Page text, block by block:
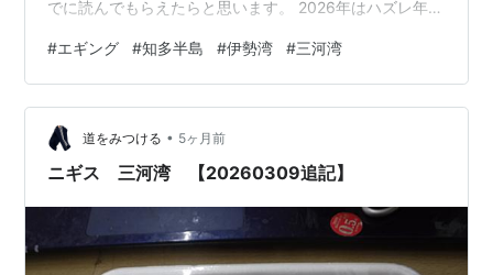
でに読んでもらえたらと思います。 2026年はハズレ年⁉️
いこともある❓ 最盛期はいつ❓ 最後に。
#エギング #知多半島 #伊勢湾 #三河湾
道をみつける • 5ヶ月前
ニギス 三河湾 【20260309追記】